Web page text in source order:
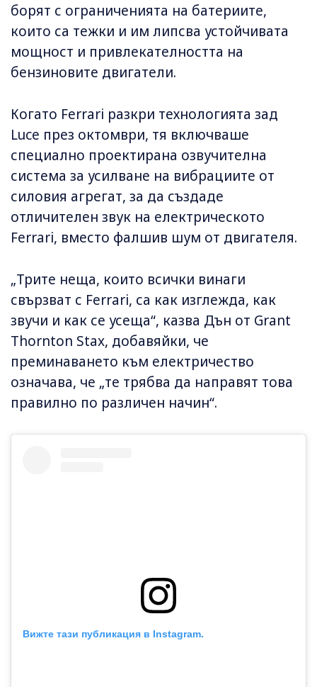
борят с ограниченията на батериите,
които са тежки и им липсва устойчивата
мощност и привлекателността на
бензиновите двигатели.
Когато Ferrari разкри технологията зад
Luce през октомври, тя включваше
специално проектирана озвучителна
система за усилване на вибрациите от
силовия агрегат, за да създаде
отличителен звук на електрическото
Ferrari, вместо фалшив шум от двигателя.
„Трите неща, които всички винаги
свързват с Ferrari, са как изглежда, как
звучи и как се усеща“, казва Дън от Grant
Thornton Stax, добавяйки, че
преминаването към електричество
означава, че „те трябва да направят това
правилно по различен начин“.
Вижте тази публикация в Instagram.